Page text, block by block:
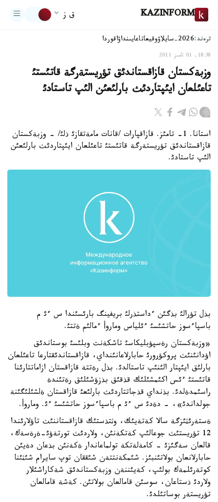
KAZINFORM ق ز
ترەند:2026-سايلاۋ وقيعاتاعايىنداۋاقوردا
18:38, 01 تامىز 2011
وزبةكستان قازاقستاندئق تؤريستةرگة قاتئستئ
تاعئلعان ايئپتاردئث بارلئعئن الئپ تاستادئ
استانا. 1- تامئز. قازاقپارات /قانات مامةتقازئ ذلئ/ - وزبةكستان
قازاقستاندئق تؤريستةرگة قاتئستئ تاعئلعان ايئپتاردئث بارلئعئن
الئپ تاستادئ.
بذل تؤرالئ بذگئن ءداستذرلئ بريفينگ بارئسئندا س ءئ م
باسپاءسوز حاتشئسئ ءئلياس وماروأ ءمالئم ةتتئ.
«وزبةكستان رةسپؤبليكاسئ تاشكةنت وبلئسئ بوستاندئق
اؤدانئنئث پروكؤرورئ حابارلاعانئنداي، قازاقستاندئقتارعا تاعئلعان
بارلئق ايئپتار الئنئپ تاستالدئ. بذل رةتتة قازاقستان ازاماتتارئنا
قاتئستئ ءئس اكئمشئلئك قذقئق بذزؤشئلئق رةتئندة
راسئمدةلدئ. بذنداي قذجاتتاردئث بارلئعئ قازاقستان ةلشئلئگئنة
جولداندئ»، - دةدئ س ءئ م باسپاءسوز حاتشئسئ ءئ. وماروأ.
ةستةرئثئزگة سالا كةتةيئك، وثتذستئك قازاقستاننئث تاؤلارئندا
12 تؤريستئث جوعالئپ كةتكةنئن، ولاردئث تورتةؤئ-ةرةسةك،
قالعان سةگئزئ - كامةلةتكة تولماعاندار ةكةنئن بذعان دةيئن
حابارلانعان بولاتئنبئز. شئمكةنتتةن شئققان توپ سايرام شئثئنا
كوتةرئلمةك بولئپ، كةيئننةن وزبةكستاندئق شةكاراشئلار
ولاردئ ذستاعان، سوسئن قامالعان بولاتئن. كةشة قامالعان
تؤريستةر بوساتئلدئ.